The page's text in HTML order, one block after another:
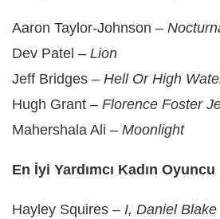
Aaron Taylor-Johnson –
Dev Patel – Lion
Jeff Bridges – Hell Or High
Hugh Grant – Florence Foster
Mahershala Ali – Moonlight
En İyi Yardımcı Kadın Oyuncu
Hayley Squires – I, Daniel Blake